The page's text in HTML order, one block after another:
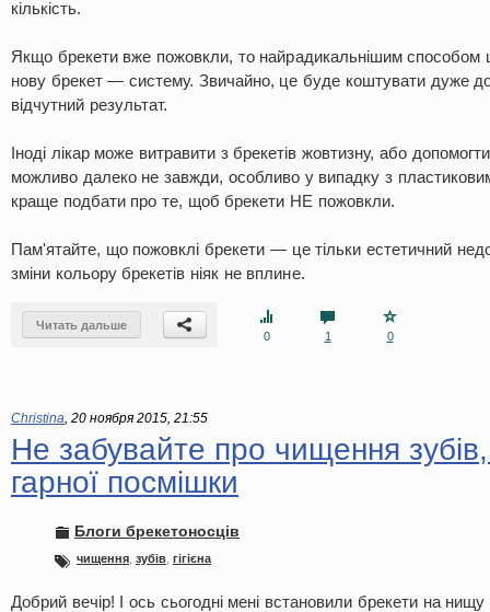
кількість.
Якщо брекети вже пожовкли, то найрадикальнішим способом
нову брекет — систему. Звичайно, це буде коштувати дуже
відчутний результат.
Іноді лікар може витравити з брекетів жовтизну, або
можливо далеко не завжди, особливо у випадку з
краще подбати про те, щоб брекети НЕ пожовкли.
Пам'ятайте, що пожовклі брекети — це тільки естетичний
зміни кольору брекетів ніяк не вплине.
Читать дальше
0
1 0
Christina, 20 ноября 2015, 21:55
Не забувайте про чищення
гарної посмішки
Блоги брекетоносців
чищення зубів гігієна
Добрий вечір! І ось сьогодні мені встановили брекети на